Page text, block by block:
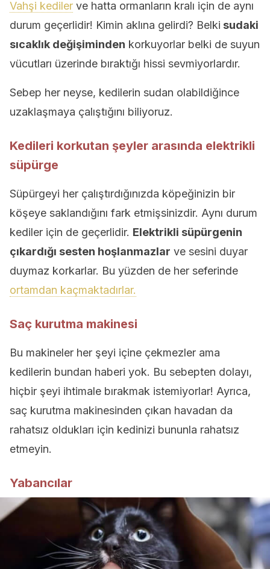
Vahşi kediler ve hatta ormanların kralı için de aynı
durum geçerlidir! Kimin aklına gelirdi? Belki sudaki
sıcaklık değişiminden korkuyorlar belki de suyun
vücutları üzerinde bıraktığı hissi sevmiyorlardır.
Sebep her neyse, kedilerin sudan olabildiğince
uzaklaşmaya çalıştığını biliyoruz.
Kedileri korkutan şeyler arasında elektrikli
süpürge
Süpürgeyi her çalıştırdığınızda köpeğinizin bir
köşeye saklandığını fark etmişsinizdir. Aynı durum
kediler için de geçerlidir. Elektrikli süpürgenin
çıkardığı sesten hoşlanmazlar ve sesini duyar
duymaz korkarlar. Bu yüzden de her seferinde
ortamdan kaçmaktadırlar.
Saç kurutma makinesi
Bu makineler her şeyi içine çekmezler ama
kedilerin bundan haberi yok. Bu sebepten dolayı,
hiçbir şeyi ihtimale bırakmak istemiyorlar! Ayrıca,
saç kurutma makinesinden çıkan havadan da
rahatsız oldukları için kedinizi bununla rahatsız
etmeyin.
Yabancılar